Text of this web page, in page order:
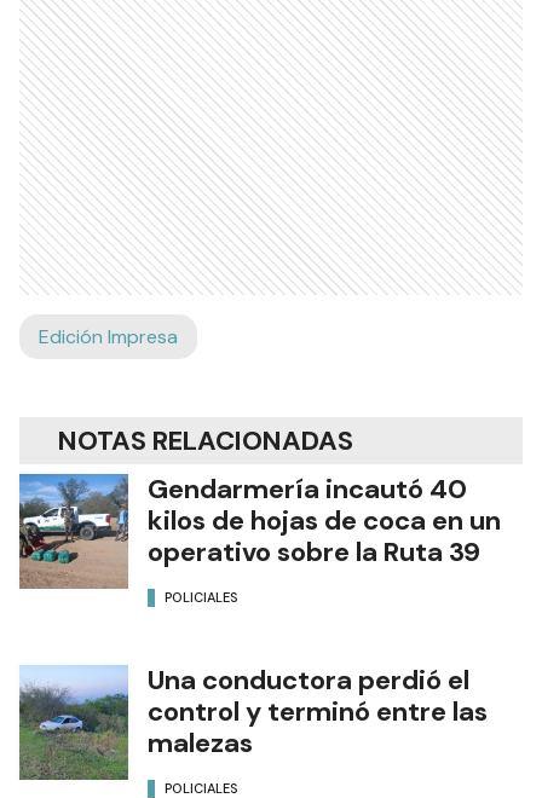
Edición Impresa
NOTAS RELACIONADAS
Gendarmería incautó 40
kilos de hojas de coca en un
operativo sobre la Ruta 39
POLICIALES
Una conductora perdió el
control y terminó entre las
malezas
POLICIALES